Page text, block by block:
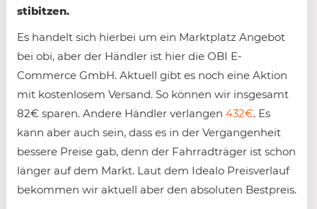
stibitzen.
Es handelt sich hierbei um ein Marktplatz Angebot
bei obi, aber der Händler ist hier die OBI E-
Commerce GmbH. Aktuell gibt es noch eine Aktion
mit kostenlosem Versand. So können wir insgesamt
82€ sparen. Andere Händler verlangen 432€. Es
kann aber auch sein, dass es in der Vergangenheit
bessere Preise gab, denn der Fahrradträger ist schon
länger auf dem Markt. Laut dem Idealo Preisverlauf
bekommen wir aktuell aber den absoluten Bestpreis.